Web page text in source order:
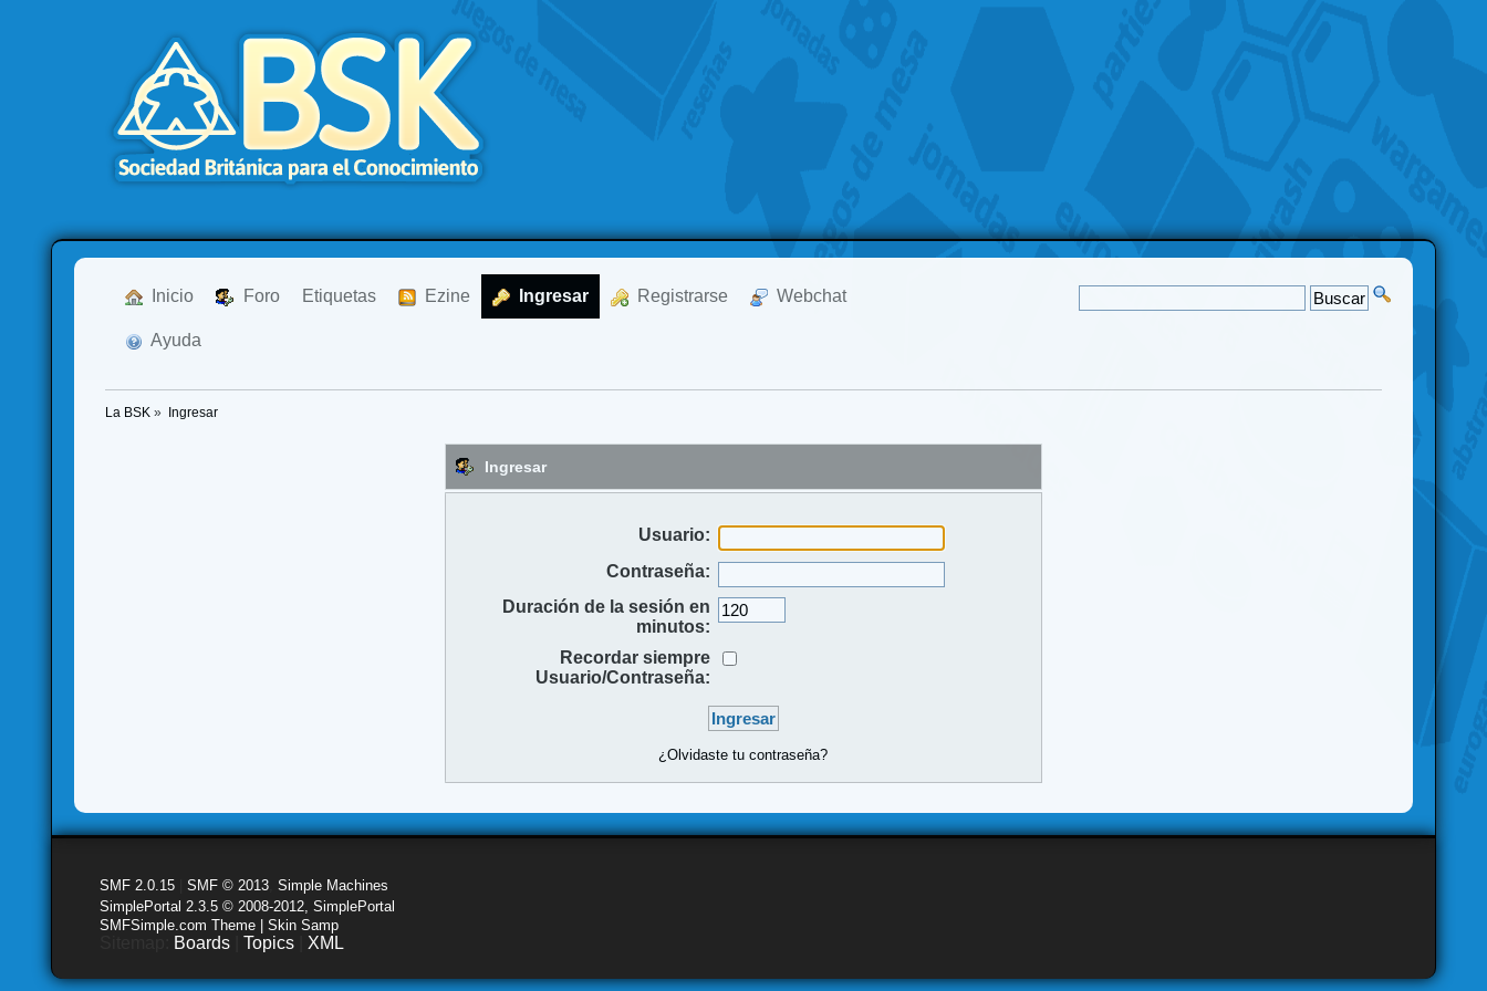
Inicio Foro Etiquetas Ezine Ingresar Registrarse Webchat
Ayuda
La BSK » Ingresar
Ingresar
Usuario:
Contraseña:
Duración de la sesión en
minutos:
Recordar siempre
Usuario/Contraseña:
¿Olvidaste tu contraseña?
SMF 2.0.15 |SMF © 2013 ,Simple Machines
SimplePortal 2.3.5 © 2008-2012, SimplePortal
SMFSimple.com Theme | Skin Samp
Boards |Topics XML